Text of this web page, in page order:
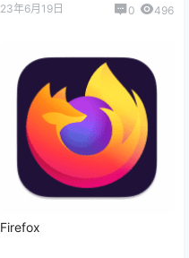
23年6月19日 0 496
Firefox